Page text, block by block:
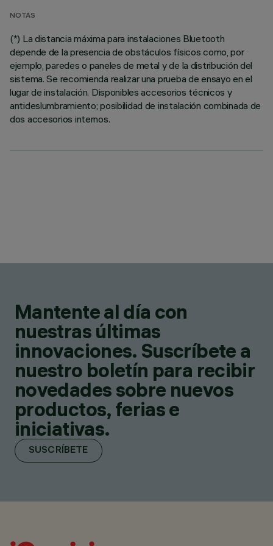
NOTAS
(*) La distancia máxima para instalaciones Bluetooth
depende de la presencia de obstáculos físicos como, por
ejemplo, paredes o paneles de metal y de la distribución del
sistema. Se recomienda realizar una prueba de ensayo en el
lugar de instalación. Disponibles accesorios técnicos y
antideslumbramiento; posibilidad de instalación combinada de
dos accesorios internos.
Mantente al día con
nuestras últimas
innovaciones. Suscríbete a
nuestro boletín para recibir
novedades sobre nuevos
productos, ferias e
iniciativas.
SUSCRÍBETE